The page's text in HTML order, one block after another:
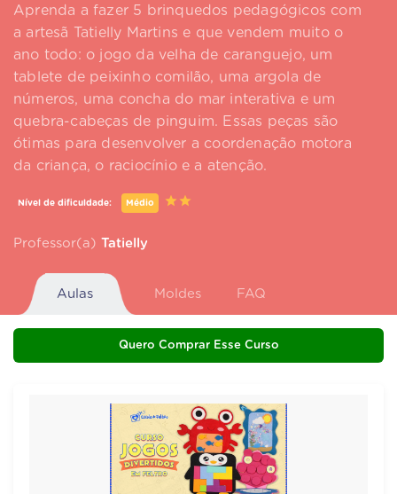
Aprenda a fazer 5 brinquedos pedagógicos com
a artesã Tatielly Martins e que vendem muito o
ano todo: o jogo da velha de caranguejo, um
tablete de peixinho comilão, uma argola de
números, uma concha do mar interativa e um
quebra-cabeças de pinguim. Essas peças são
ótimas para desenvolver a coordenação motora
da criança, o raciocínio e a atenção.
Nível de dificuldade: Médio
Professor(a) Tatielly
Aulas Moldes FAQ
Quero Comprar Esse Curso